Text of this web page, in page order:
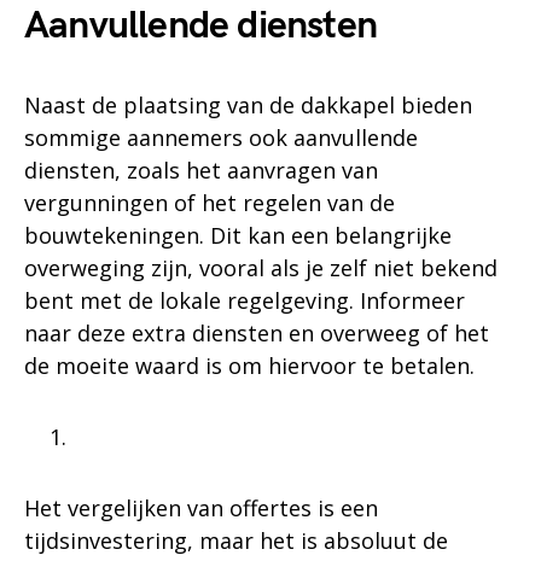
Aanvullende diensten
Naast de plaatsing van de dakkapel bieden
sommige aannemers ook aanvullende
diensten, zoals het aanvragen van
vergunningen of het regelen van de
bouwtekeningen. Dit kan een belangrijke
overweging zijn, vooral als je zelf niet bekend
bent met de lokale regelgeving. Informeer
naar deze extra diensten en overweeg of het
de moeite waard is om hiervoor te betalen.
Het vergelijken van offertes is een
tijdsinvestering, maar het is absoluut de